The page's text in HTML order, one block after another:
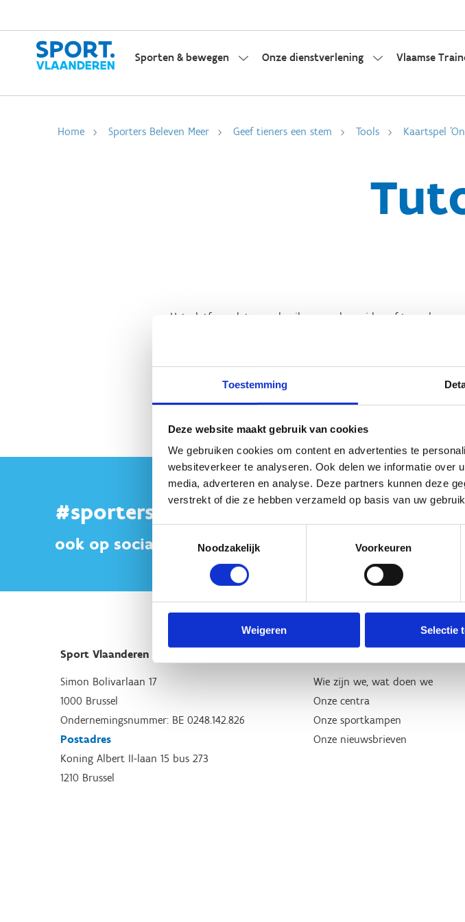
Toestemming
Deze website maakt gebruik van cookies
We gebruiken cookies om content en advertenties te
websiteverkeer te analyseren. Ook delen we informatie over
media, adverteren en analyse. Deze partners kunnen deze
verstrekt of die ze hebben verzameld op basis van uw
Noodzakelijk
Voorkeuren
Weigeren Selectie
Sporten & bewegen Onze dienstverlening Vlaamse
Home Sporters Beleven Meer Geef tieners een stem Tools Kaartspel
Het platform dat we gebruiken om deze video af te spelen
Verander cookie settings
#sportersbelevenmeer
ook op sociale media
Sport Vlaanderen Hoofdzetel
Simon Bolivarlaan 17
1000 Brussel
Ondernemingsnummer: BE 0248.142.826
Postadres
Koning Albert II-laan 15 bus 273
1210 Brussel
Wie zijn we, wat doen we
Onze centra
Onze sportkampen
Onze nieuwsbrieven